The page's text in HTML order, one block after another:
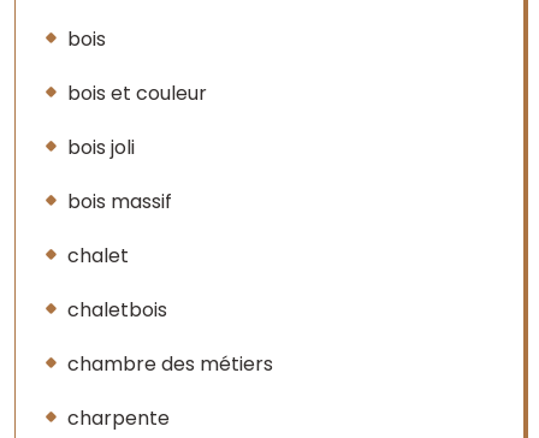
bois
bois et couleur
bois joli
bois massif
chalet
chaletbois
chambre des métiers
charpente